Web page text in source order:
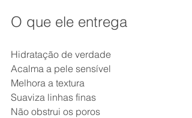
O que ele entrega
Hidratação de verdade
Acalma a pele sensível
Melhora a textura
Suaviza linhas finas
Não obstrui os poros